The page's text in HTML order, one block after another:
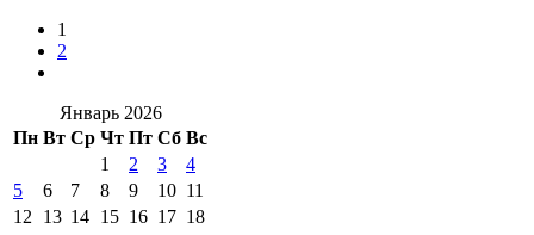
1
2
Январь 2026
Пн Вт Ср Чт Пт Сб Вс
1
2 3
4
5
6 7 8 9 10 11
12
13 14 15 16 17 18